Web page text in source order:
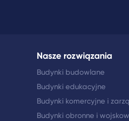
Nasze rozwiązania
Budynki budowlane
Budynki edukacyjne
Budynki komercyjne i
Budynki obronne i